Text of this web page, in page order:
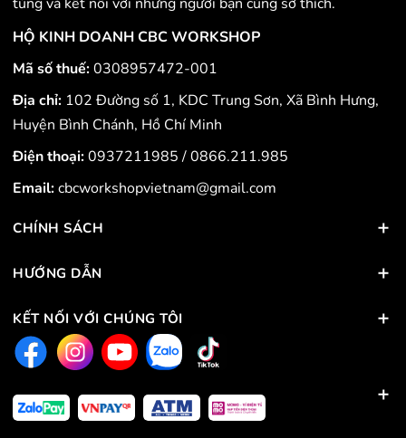
HỘ KINH DOANH CBC WORKSHOP
Mã số thuế:0308957472-001
Địa chỉ: 102 Đường số 1, KDC Trung Sơn, Xã Bình Hưng,
Huyện Bình Chánh, Hồ Chí Minh
Điện thoại:0937211985/0866.211.985
Email:cbcworkshopvietnam@gmail.com
CHÍNH SÁCH
HƯỚNG DẪN
KẾT NỐI VỚI CHÚNG TÔI